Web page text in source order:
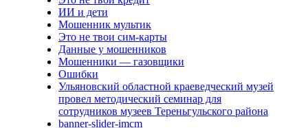
ИИ и дети
Мошенник мультик
Это не твои сим-карты
Данные у мошенников
Мошенники — газовщики
Ошибки
Ульяновский областной краеведческий музей
провел методический семинар для
сотрудников музеев Тереньгульского района
banner-slider-imcm